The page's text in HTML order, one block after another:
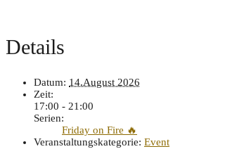
Details
Datum: 14.August 2026
Zeit:
17:00 - 21:00
Serien:
Friday on Fire 🔥
Veranstaltungskategorie: Event